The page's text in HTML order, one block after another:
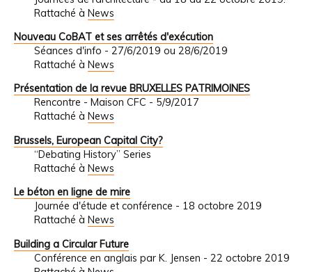
Rattaché à News
Nouveau CoBAT et ses arrêtés d'exécution
Séances d'info - 27/6/2019 ou 28/6/2019
Rattaché à News
Présentation de la revue BRUXELLES PATRIMOINES
Rencontre - Maison CFC - 5/9/2017
Rattaché à News
Brussels, European Capital City?
“Debating History” Series
Rattaché à News
Le béton en ligne de mire
Journée d'étude et conférence - 18 octobre 2019
Rattaché à News
Building a Circular Future
Conférence en anglais par K. Jensen - 22 octobre 2019